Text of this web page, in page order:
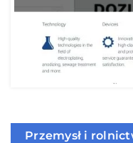
Przemysł i